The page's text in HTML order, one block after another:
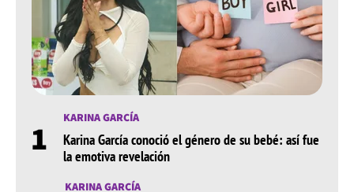
1 KARINA GARCÍA
Karina García conoció el género de su bebé: así fue
la emotiva revelación
KARINA GARCÍA